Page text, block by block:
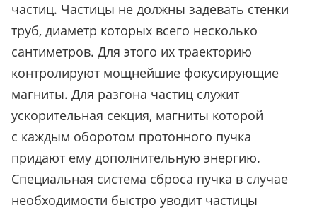
частиц. Частицы не должны задевать стенки
труб, диаметр которых всего несколько
сантиметров. Для этого их траекторию
контролируют мощнейшие фокусирующие
магниты. Для разгона частиц служит
ускорительная секция, магниты которой
с каждым оборотом протонного пучка
придают ему дополнительную энергию.
Специальная система сброса пучка в случае
необходимости быстро уводит частицы